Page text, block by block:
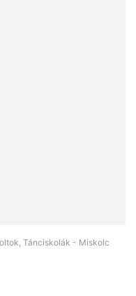
Tánciskolák - Miskolc